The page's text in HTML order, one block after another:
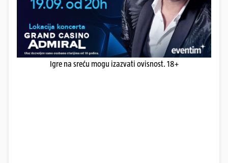
Igre na sreću mogu izazvati ovisnost. 18+